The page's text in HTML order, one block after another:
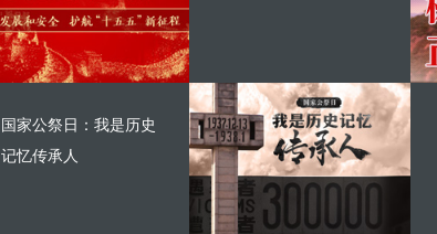
国家公祭日：我是历史
记忆传承人